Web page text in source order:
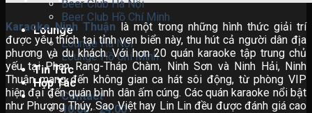
Beer Club Hà Nội
Beer Club Hồ Chí Minh
Lounge
Lounge Hà Nội
Lounge Hồ Chí Minh
Tin Tức
Hợp Tác
Contact
10:00 - 24:00
Karaoke Ninh Thuận là một trong những hình thức giải trí
được yêu thích tại tỉnh ven biển này, thu hút cả người dân địa
phương và du khách. Với hơn 20 quán karaoke tập trung chủ
yếu tại Phan Rang-Tháp Chàm, Ninh Sơn và Ninh Hải, Ninh
Thuận mang đến không gian ca hát sôi động, từ phòng VIP
hiện đại đến quán bình dân ấm cúng. Các quán karaoke nổi bật
như Phương Thúy, Sao Việt hay Lin Lin đều được đánh giá cao